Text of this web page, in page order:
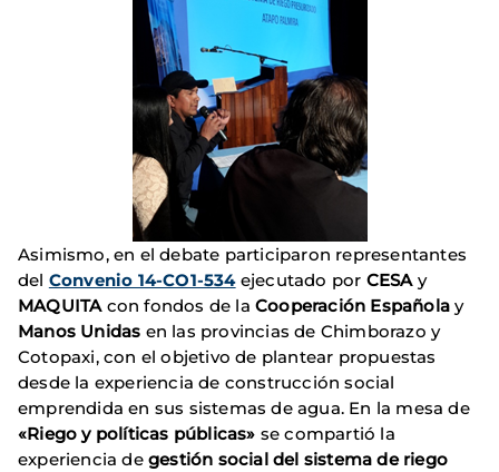
Asimismo, en el debate participaron representantes
del Convenio 14-CO1-534ejecutado por CESA y
MAQUITA con fondos de laCooperación Española y
Manos Unidas en las provincias de Chimborazo y
Cotopaxi, con el objetivo de plantear propuestas
desde la experiencia de construcción social
emprendida en sus sistemas de agua. En la mesa de
«Riego y políticas públicas» se compartió la
experiencia de gestión social del sistema de riego